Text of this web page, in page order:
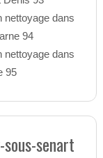
nettoyage dans
94
nettoyage dans
95
senart